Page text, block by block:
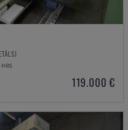
119.000 €